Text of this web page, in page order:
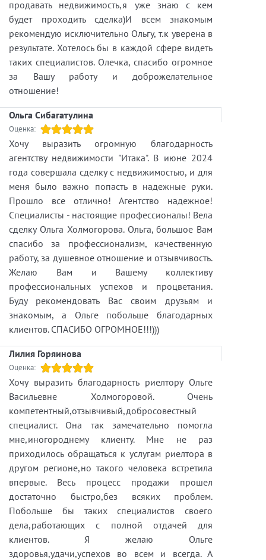
продавать недвижимость,я уже знаю с кем
будет проходить сделка)И всем знакомым
рекомендую исключительно Ольгу, т.к уверена в
результате. Хотелось бы в каждой сфере видеть
таких специалистов. Олечка, спасибо огромное
за Вашу работу и доброжелательное
отношение!
Ольга Сибагатулина
Оценка:
Хочу выразить огромную благодарность
агентству недвижимости "Итака". В июне 2024
года совершала сделку с недвижимостью, и для
меня было важно попасть в надежные руки.
Прошло все отлично! Агентство надежное!
Специалисты - настоящие профессионалы! Вела
сделку Ольга Холмогорова. Ольга, большое Вам
спасибо за профессионализм, качественную
работу, за душевное отношение и отзывчивость.
Желаю Вам и Вашему коллективу
профессиональных успехов и процветания.
Буду рекомендовать Вас своим друзьям и
знакомым, а Ольге побольше благодарных
клиентов. СПАСИБО ОГРОМНОЕ!!!)))
Лилия Горяинова
Оценка:
Хочу выразить благодарность риелтору Ольге
Васильевне Холмогоровой. Очень
компетентный,отзывчивый,добросовестный
специалист. Она так замечательно помогла
мне,иногороднему клиенту. Мне не раз
приходилось обращаться к услугам риелтора в
другом регионе,но такого человека встретила
впервые. Весь процесс продажи прошел
достаточно быстро,без всяких проблем.
Побольше бы таких специалистов своего
дела,работающих с полной отдачей для
клиентов. Я желаю Ольге
здоровья,удачи,успехов во всем и всегда. А